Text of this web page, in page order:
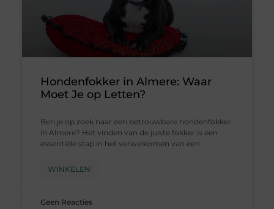
Hondenfokker in Almere: Waar
Moet Je op Letten?
Ben je op zoek naar een betrouwbare hondenfokker
in Almere? Het vinden van de juiste fokker is een
essentiële stap in het verwelkomen van een
WINKELEN
Geen Reacties